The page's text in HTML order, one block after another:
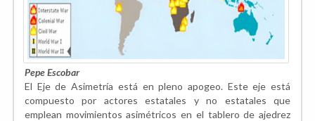
Pepe Escobar
El Eje de Asimetría está en pleno apogeo. Este eje está
compuesto por actores estatales y no estatales que
emplean movimientos asimétricos en el tablero de ajedrez